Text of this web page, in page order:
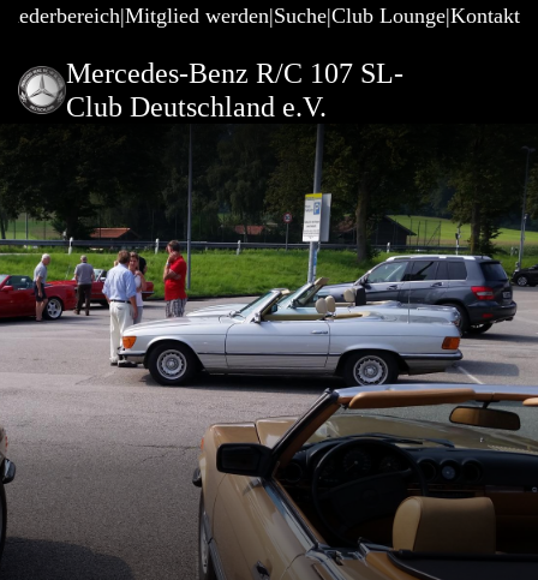
Mitglied werden Suche Club Lounge Kontakt
Mercedes-Benz R/C 107 SL-
Club Deutschland e.V.